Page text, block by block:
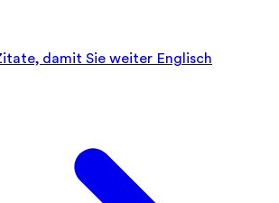
damit Sie weiter Englisch